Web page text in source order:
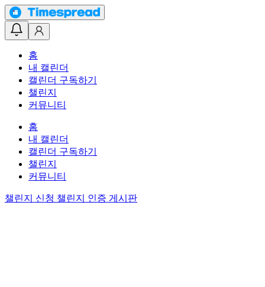
홈
내 캘린더
캘린더 구독하기
챌린지
커뮤니티
홈
내 캘린더
캘린더 구독하기
챌린지
커뮤니티
챌린지 신청 챌린지 인증 게시판